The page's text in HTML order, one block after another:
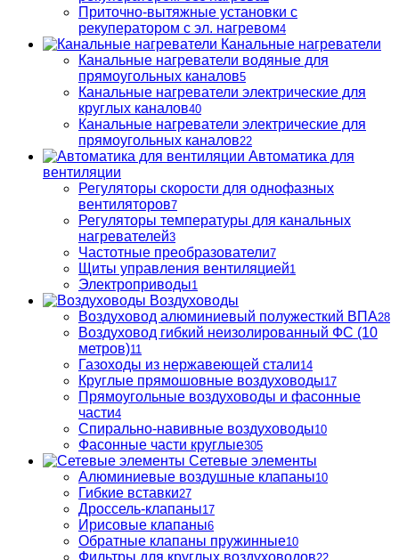
Приточно-вытяжные установки с
рекуператором с эл. нагревом4
Канальные нагреватели
Канальные нагреватели водяные для
прямоугольных каналов5
Канальные нагреватели электрические для
круглых каналов40
Канальные нагреватели электрические для
прямоугольных каналов22
Автоматика для
вентиляции
Регуляторы скорости для однофазных
вентиляторов7
Регуляторы температуры для канальных
нагревателей3
Частотные преобразователи7
Щиты управления вентиляцией1
Электроприводы1
Воздуховоды
Воздуховод алюминиевый полужесткий ВПА28
Воздуховод гибкий неизолированный ФС (10
метров)11
Газоходы из нержавеющей стали14
Круглые прямошовные воздуховоды17
Прямоугольные воздуховоды и фасонные
части4
Спирально-навивные воздуховоды10
Фасонные части круглые305
Сетевые элементы
Алюминиевые воздушные клапаны10
Гибкие вставки27
Дроссель-клапаны17
Ирисовые клапаны6
Обратные клапаны пружинные10
Фильтры для круглых воздуховодов